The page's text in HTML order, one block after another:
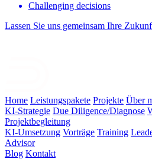
Challenging decisions
Lassen Sie uns gemeinsam Ihre
Home Leistungspakete Projekte Über
KI-Strategie Due Diligence/Diagnose
Projektbegleitung
KI-Umsetzung Vorträge Training
Advisor
Blog Kontakt